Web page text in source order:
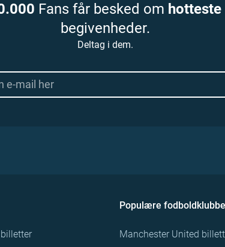
Fans får besked om hotteste
begivenheder.
Deltag i dem.
billetter
Populære
Manchester United